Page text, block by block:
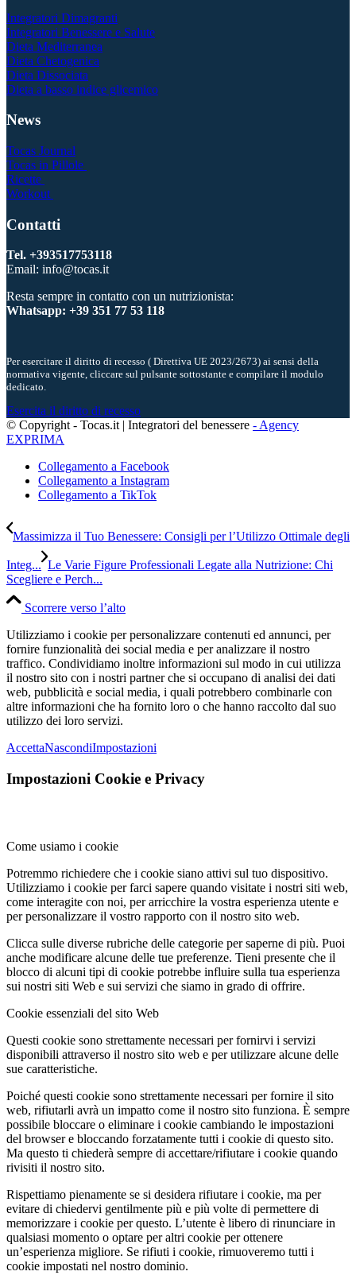
Integratori Dimagranti
Integratori Benessere e Salute
Dieta Mediterranea
Dieta Chetogenica
Dieta Dissociata
Dieta a basso indice glicemico
News
Tocas Journal
Tocas in Pillole
Ricette
Workout
Contatti
Tel. +393517753118
Email: info@tocas.it
Resta sempre in contatto con un nutrizionista:
Whatsapp: +39 351 77 53 118
Per esercitare il diritto di recesso ( Direttiva UE 2023/2673) ai sensi della
normativa vigente, cliccare sul pulsante sottostante e compilare il modulo
dedicato.
Esercita il diritto di recesso
© Copyright - Tocas.it | Integratori del benessere - Agency
EXPRIMA
Collegamento a Facebook
Collegamento a Instagram
Collegamento a TikTok
Massimizza il Tuo Benessere: Consigli per l’Utilizzo Ottimale degli
Integ... Le Varie Figure Professionali Legate alla Nutrizione: Chi
Scegliere e Perch...
Scorrere verso l’alto
Utilizziamo i cookie per personalizzare contenuti ed annunci, per
fornire funzionalità dei social media e per analizzare il nostro
traffico. Condividiamo inoltre informazioni sul modo in cui utilizza
il nostro sito con i nostri partner che si occupano di analisi dei dati
web, pubblicità e social media, i quali potrebbero combinarle con
altre informazioni che ha fornito loro o che hanno raccolto dal suo
utilizzo dei loro servizi.
AccettaNascondiImpostazioni
Impostazioni Cookie e Privacy
Come usiamo i cookie
Potremmo richiedere che i cookie siano attivi sul tuo dispositivo.
Utilizziamo i cookie per farci sapere quando visitate i nostri siti web,
come interagite con noi, per arricchire la vostra esperienza utente e
per personalizzare il vostro rapporto con il nostro sito web.
Clicca sulle diverse rubriche delle categorie per saperne di più. Puoi
anche modificare alcune delle tue preferenze. Tieni presente che il
blocco di alcuni tipi di cookie potrebbe influire sulla tua esperienza
sui nostri siti Web e sui servizi che siamo in grado di offrire.
Cookie essenziali del sito Web
Questi cookie sono strettamente necessari per fornirvi i servizi
disponibili attraverso il nostro sito web e per utilizzare alcune delle
sue caratteristiche.
Poiché questi cookie sono strettamente necessari per fornire il sito
web, rifiutarli avrà un impatto come il nostro sito funziona. È sempre
possibile bloccare o eliminare i cookie cambiando le impostazioni
del browser e bloccando forzatamente tutti i cookie di questo sito.
Ma questo ti chiederà sempre di accettare/rifiutare i cookie quando
rivisiti il nostro sito.
Rispettiamo pienamente se si desidera rifiutare i cookie, ma per
evitare di chiedervi gentilmente più e più volte di permettere di
memorizzare i cookie per questo. L’utente è libero di rinunciare in
qualsiasi momento o optare per altri cookie per ottenere
un’esperienza migliore. Se rifiuti i cookie, rimuoveremo tutti i
cookie impostati nel nostro dominio.